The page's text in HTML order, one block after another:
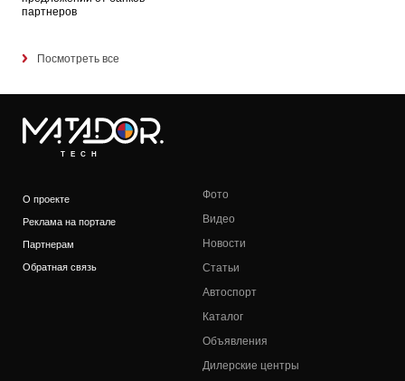
партнеров
Посмотреть все
TECH
О проекте
Реклама на портале
Партнерам
Обратная связь
Фото
Видео
Новости
Статьи
Автоспорт
Каталог
Объявления
Дилерские центры